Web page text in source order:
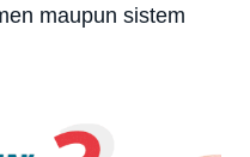
maupun sistem